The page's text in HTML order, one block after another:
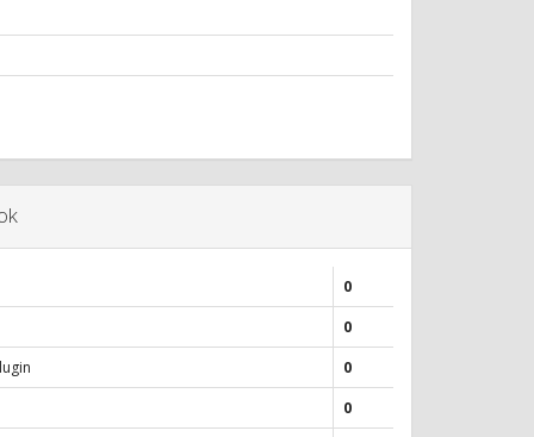
0
0
0
0